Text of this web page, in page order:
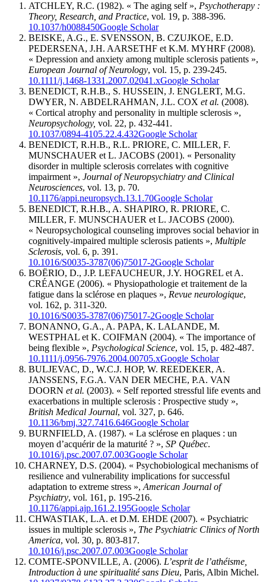
ATCHLEY, R.C. (1982). « The aging self », Psychotherapy :
Theory, Research, and Practice, vol. 19, p. 388-396.
10.1037/h0088450Google Scholar
BEISKE, A.G., E. SVENSSON, B. CZUJKOE, E.D.
PEDERSENA, J.H. AARSETHF et K.M. MYHRF (2008).
« Depression and anxiety among multiple sclerosis patients »,
European Journal of Neurology, vol. 15, p. 239-245.
10.1111/j.1468-1331.2007.02041.xGoogle Scholar
BENEDICT, R.H.B., S. HUSSEIN, J. ENGLERT, M.G.
DWYER, N. ABDELRAHMAN, J.L. COX et al. (2008).
« Cortical atrophy and personality in multiple sclerosis »,
Neuropsychology, vol. 22, p. 432-441.
10.1037/0894-4105.22.4.432Google Scholar
BENEDICT, R.H.B., R.L. PRIORE, C. MILLER, F.
MUNSCHAUER et L. JACOBS (2001). « Personality
disorder in multiple sclerosis correlates with cognitive
impairment », Journal of Neuropsychiatry and Clinical
Neurosciences, vol. 13, p. 70.
10.1176/appi.neuropsych.13.1.70Google Scholar
BENEDICT, R.H.B., A. SHAPIRO, R. PRIORE, C.
MILLER, F. MUNSCHAUER et L. JACOBS (2000).
« Neuropsychological counseling improves social behavior in
cognitively-impaired multiple sclerosis patients », Multiple
Sclerosis, vol. 6, p. 391.
10.1016/S0035-3787(06)75017-2Google Scholar
BOËRIO, D., J.P. LEFAUCHEUR, J.Y. HOGREL et A.
CRÉANGE (2006). « Physiopathologie et traitement de la
fatigue dans la sclérose en plaques », Revue neurologique,
vol. 162, p. 311-320.
10.1016/S0035-3787(06)75017-2Google Scholar
BONANNO, G.A., A. PAPA, K. LALANDE, M.
WESTPHAL et K. COIFMAN (2004). « The importance of
being flexible », Psychological Science, vol. 15, p. 482-487.
10.1111/j.0956-7976.2004.00705.xGoogle Scholar
BULJEVAC, D., W.C.J. HOP, W. REEDEKER, A.
JANSSENS, F.G.A. VAN DER MECHE, P.A. VAN
DOORN et al. (2003). « Self reported stressful life events and
exacerbations in multiple sclerosis : Prospective study »,
British Medical Journal, vol. 327, p. 646.
10.1136/bmj.327.7416.646Google Scholar
BURNFIELD, A. (1987). « La sclérose en plaques : un
moyen d’acquérir de la maturité ? », SP Québec.
10.1016/j.psc.2007.07.003Google Scholar
CHARNEY, D.S. (2004). « Psychobiological mechanisms of
resilience and vulnerability implications for successful
adaptation to extreme stress »,American Journal of
Psychiatry, vol. 161, p. 195-216.
10.1176/appi.ajp.161.2.195Google Scholar
CHWASTIAK, L.A. et D.M. EHDE (2007). « Psychiatric
issues in multiple sclerosis », The Psychiatric Clinics of North
America, vol. 30, p. 803-817.
10.1016/j.psc.2007.07.003Google Scholar
COMTE-SPONVILLE, A. (2006). L’esprit de l’athéisme,
Introduction à une spiritualité sans Dieu, Paris, Albin Michel.